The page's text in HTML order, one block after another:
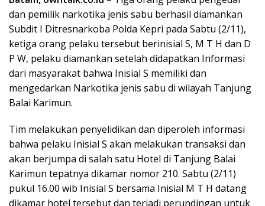
dan pemilik narkotika jenis sabu berhasil diamankan
Subdit I Ditresnarkoba Polda Kepri pada Sabtu (2/11),
ketiga orang pelaku tersebut berinisial S, M T H dan D
P W, pelaku diamankan setelah didapatkan Informasi
dari masyarakat bahwa Inisial S memiliki dan
mengedarkan Narkotika jenis sabu di wilayah Tanjung
Balai Karimun.
Tim melakukan penyelidikan dan diperoleh informasi
bahwa pelaku Inisial S akan melakukan transaksi dan
akan berjumpa di salah satu Hotel di Tanjung Balai
Karimun tepatnya dikamar nomor 210. Sabtu (2/11)
pukul 16.00 wib Inisial S bersama Inisial M T H datang
dikamar hotel tersebut dan terjadi perundingan untuk